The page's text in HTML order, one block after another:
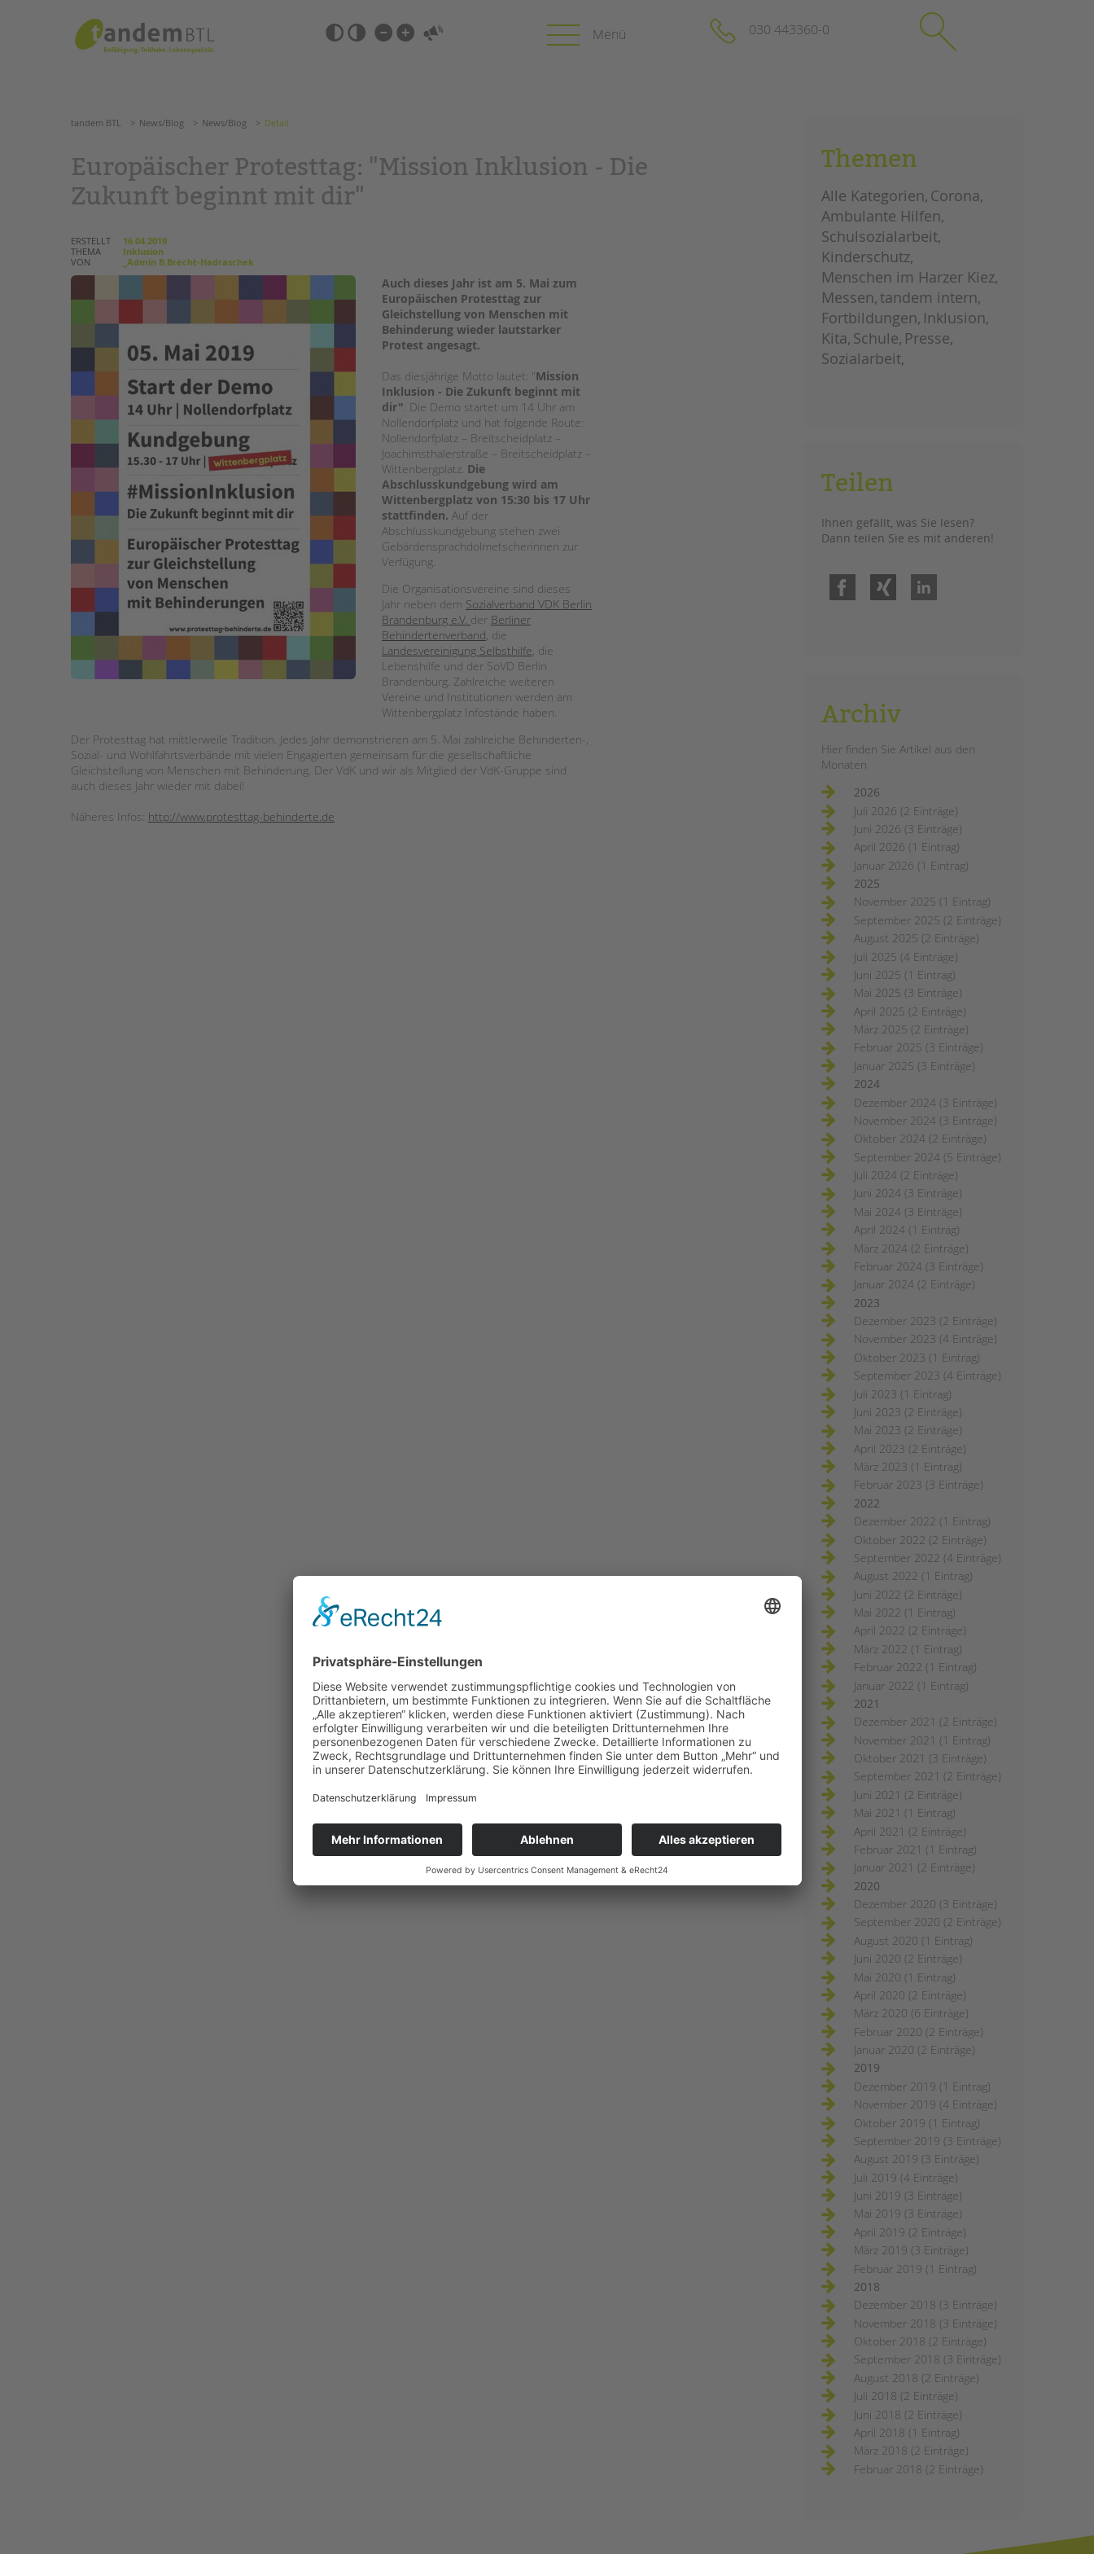
Barrierefrei-
Einstellungen
überspringen
ANGEBOTE
KITA & FRÜHE HILFEN
Grundschulen
Oberschulen
EFöB
Schulbezogene Sozialarbeit
Tagesgruppen
HILFEN ZUR ERZIEHUNG
BETREUTES WOHNEN
TANDEM BTL AKADEMIE
Zertfikatskurse
Seminarkalender
Seminarräume
STADTTEILARBEIT
tandem international
Impressum
Datenschutz
Hinweisgebersystem
Intranet
tandem BTL News/Blog schließen
030 443360-0
Suchen
tandem BTL News/Blog News/Blog Detail
Europäischer Protesttag: "Mission Inklusion - Die
Zukunft beginnt mit dir"
ERSTELLT
16.04.2019
THEMA
Inklusion
VON
_Admin B.Brecht-Hadraschek
Auch dieses Jahr ist am 5. Mai zum
Europäischen Protesttag zur
Gleichstellung von Menschen mit
Behinderung wieder lautstarker
Protest angesagt.
Das diesjährige Motto lautet: "Mission
Inklusion - Die Zukunft beginnt mit
dir". Die Demo startet um 14 Uhr am
Nollendorfplatz und hat folgende Route:
Nollendorfplatz – Breitscheidplatz –
Joachimsthalerstraße – Breitscheidplatz –
Wittenbergplatz. Die
Abschlusskundgebung wird am
Wittenbergplatz von 15:30 bis 17 Uhr
stattfinden. Auf der
Abschlusskundgebung stehen zwei
Gebärdensprachdolmetscherinnen zur
Verfügung.
Die Organisationsvereine sind dieses
Jahr neben dem Sozialverband VDK Berlin
Brandenburg e.V. der Berliner
Behindertenverband, die
Landesvereinigung Selbsthilfe, die
Lebenshilfe und der SoVD Berlin
Brandenburg. Zahlreiche weiteren
Vereine und Institutionen werden am
Wittenbergplatz Infostände haben.
Der Protesttag hat mittlerweile Tradition. Jedes Jahr demonstrieren am 5. Mai zahlreiche Behinderten-,
Sozial- und Wohlfahrtsverbände mit vielen Engagierten gemeinsam für die gesellschaftliche
Gleichstellung von Menschen mit Behinderung. Der VdK und wir als Mitglied der VdK-Gruppe sind
auch dieses Jahr wieder mit dabei!
Näheres Infos: http://www.protesttag-behinderte.de
Themen
Alle Kategorien Corona
Ambulante Hilfen
Schulsozialarbeit
Kinderschutz
Menschen im Harzer Kiez
Messen tandem intern
Fortbildungen Inklusion
Kita Schule Presse
Sozialarbeit
Teilen
Ihnen gefällt, was Sie lesen?
Dann teilen Sie es mit anderen!
Facebook
Archiv
Hier finden Sie Artikel aus den
Monaten
2026
Juli 2026 (2 Einträge)
Juni 2026 (3 Einträge)
April 2026 (1 Eintrag)
Januar 2026 (1 Eintrag)
2025
November 2025 (1 Eintrag)
September 2025 (2 Einträge)
August 2025 (2 Einträge)
Juli 2025 (4 Einträge)
Juni 2025 (1 Eintrag)
Mai 2025 (3 Einträge)
April 2025 (2 Einträge)
März 2025 (2 Einträge)
Februar 2025 (3 Einträge)
Januar 2025 (3 Einträge)
2024
Dezember 2024 (3 Einträge)
November 2024 (3 Einträge)
Oktober 2024 (2 Einträge)
September 2024 (5 Einträge)
Juli 2024 (2 Einträge)
Juni 2024 (3 Einträge)
Mai 2024 (3 Einträge)
April 2024 (1 Eintrag)
März 2024 (2 Einträge)
Februar 2024 (3 Einträge)
Januar 2024 (2 Einträge)
2023
Dezember 2023 (2 Einträge)
November 2023 (4 Einträge)
Oktober 2023 (1 Eintrag)
September 2023 (4 Einträge)
Juli 2023 (1 Eintrag)
Juni 2023 (2 Einträge)
Mai 2023 (2 Einträge)
April 2023 (2 Einträge)
März 2023 (1 Eintrag)
Februar 2023 (3 Einträge)
2022
Dezember 2022 (1 Eintrag)
Oktober 2022 (2 Einträge)
September 2022 (4 Einträge)
August 2022 (1 Eintrag)
Juni 2022 (2 Einträge)
Mai 2022 (1 Eintrag)
April 2022 (2 Einträge)
März 2022 (1 Eintrag)
Februar 2022 (1 Eintrag)
Januar 2022 (1 Eintrag)
2021
Dezember 2021 (2 Einträge)
November 2021 (1 Eintrag)
Oktober 2021 (3 Einträge)
September 2021 (2 Einträge)
Juni 2021 (2 Einträge)
Mai 2021 (1 Eintrag)
April 2021 (2 Einträge)
Februar 2021 (1 Eintrag)
Januar 2021 (2 Einträge)
2020
Dezember 2020 (3 Einträge)
September 2020 (2 Einträge)
August 2020 (1 Eintrag)
Juni 2020 (2 Einträge)
Mai 2020 (1 Eintrag)
April 2020 (2 Einträge)
März 2020 (6 Einträge)
Februar 2020 (2 Einträge)
Januar 2020 (2 Einträge)
2019
Dezember 2019 (1 Eintrag)
November 2019 (4 Einträge)
Oktober 2019 (1 Eintrag)
September 2019 (3 Einträge)
August 2019 (3 Einträge)
Juli 2019 (4 Einträge)
Juni 2019 (3 Einträge)
Mai 2019 (3 Einträge)
April 2019 (2 Einträge)
März 2019 (3 Einträge)
Februar 2019 (1 Eintrag)
2018
Dezember 2018 (3 Einträge)
November 2018 (3 Einträge)
Oktober 2018 (2 Einträge)
September 2018 (3 Einträge)
August 2018 (2 Einträge)
Juli 2018 (2 Einträge)
Juni 2018 (2 Einträge)
April 2018 (1 Eintrag)
März 2018 (2 Einträge)
Februar 2018 (2 Einträge)